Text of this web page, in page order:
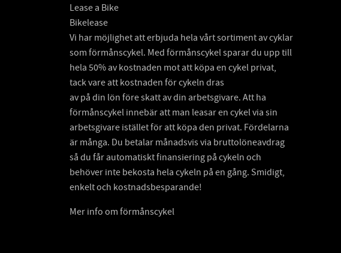
Lease a Bike
Bikelease
Vi har möjlighet att erbjuda hela vårt sortiment av cyklar
som förmånscykel. Med förmånscykel sparar du upp till
hela 50% av kostnaden mot att köpa en cykel privat,
tack vare att kostnaden för cykeln dras
av på din lön före skatt av din arbetsgivare. Att ha
förmånscykel innebär att man leasar en cykel via sin
arbetsgivare istället för att köpa den privat. Fördelarna
är många. Du betalar månadsvis via bruttolöneavdrag
så du får automatiskt finansiering på cykeln och
behöver inte bekosta hela cykeln på en gång. Smidigt,
enkelt och kostnadsbesparande!
Mer info om förmånscykel